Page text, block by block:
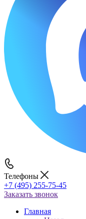
Телефоны
+7 (495) 255-75-45
Заказать звонок
Главная